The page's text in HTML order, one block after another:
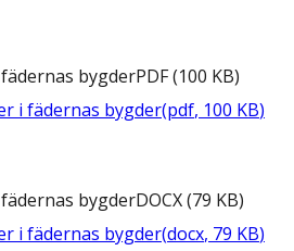
bygderPDF(100 KB)
i fädernas bygder(pdf, 100 KB)
bygderDOCX(79 KB)
i fädernas bygder(docx, 79 KB)